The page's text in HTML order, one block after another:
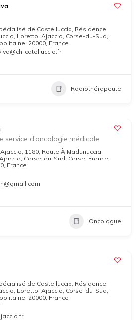
de Castelluccio, Résidence
Loretto, Ajaccio, Corse-du-Sud,
20000, France
catelluccio.fr
Radiothérapeute
service d’oncologie médicale
1180, Route À Madunuccia,
Corse-du-Sud, Corse, France
France
Oncologue
de Castelluccio, Résidence
Loretto, Ajaccio, Corse-du-Sud,
20000, France